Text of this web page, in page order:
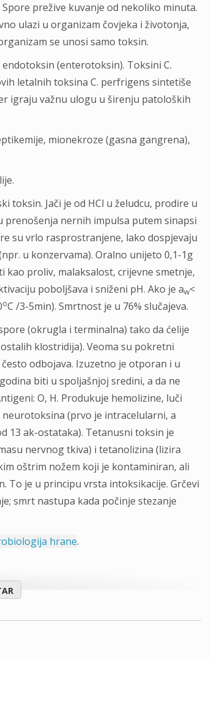
prežive kuvanje od nekoliko minuta.
ulazi u organizam čovjeka i životonja,
se unosi samo toksin.
(enterotoksin). Toksini C.
letalnih toksina C. perfrigens sintetiše
igraju važnu ulogu u širenju patoloških
mionekroze (gasna gangrena),
toksin. Jači je od HCl u želudcu, prodire u
prenošenja nernih impulsa putem sinapsi
su vrlo rasprostranjene, lako dospjevaju
u konzervama). Oralno unijeto 0,1-1g
kao proliv, malaksalost, crijevne smetnje,
poboljšava i sniženi pH. Ako je aw<
oC /3-5min). Smrtnost je u 76% slučajeva.
(okrugla i terminalna) tako da ćelije
klostridija). Veoma su pokretni
odbojava. Izuzetno je otporan i u
biti u spoljašnjoj sredini, a da ne
O, H. Produkuje hemolizine, luči
(prvo je intracelularni, a
13 ak-ostataka). Tetanusni toksin je
nervnog tkiva) i tetanolizina (lizira
oštrim nožem koji je kontaminiran, ali
To je u principu vrsta intoksikacije. Grčevi
smrt nastupa kada počinje stezanje
hrane.